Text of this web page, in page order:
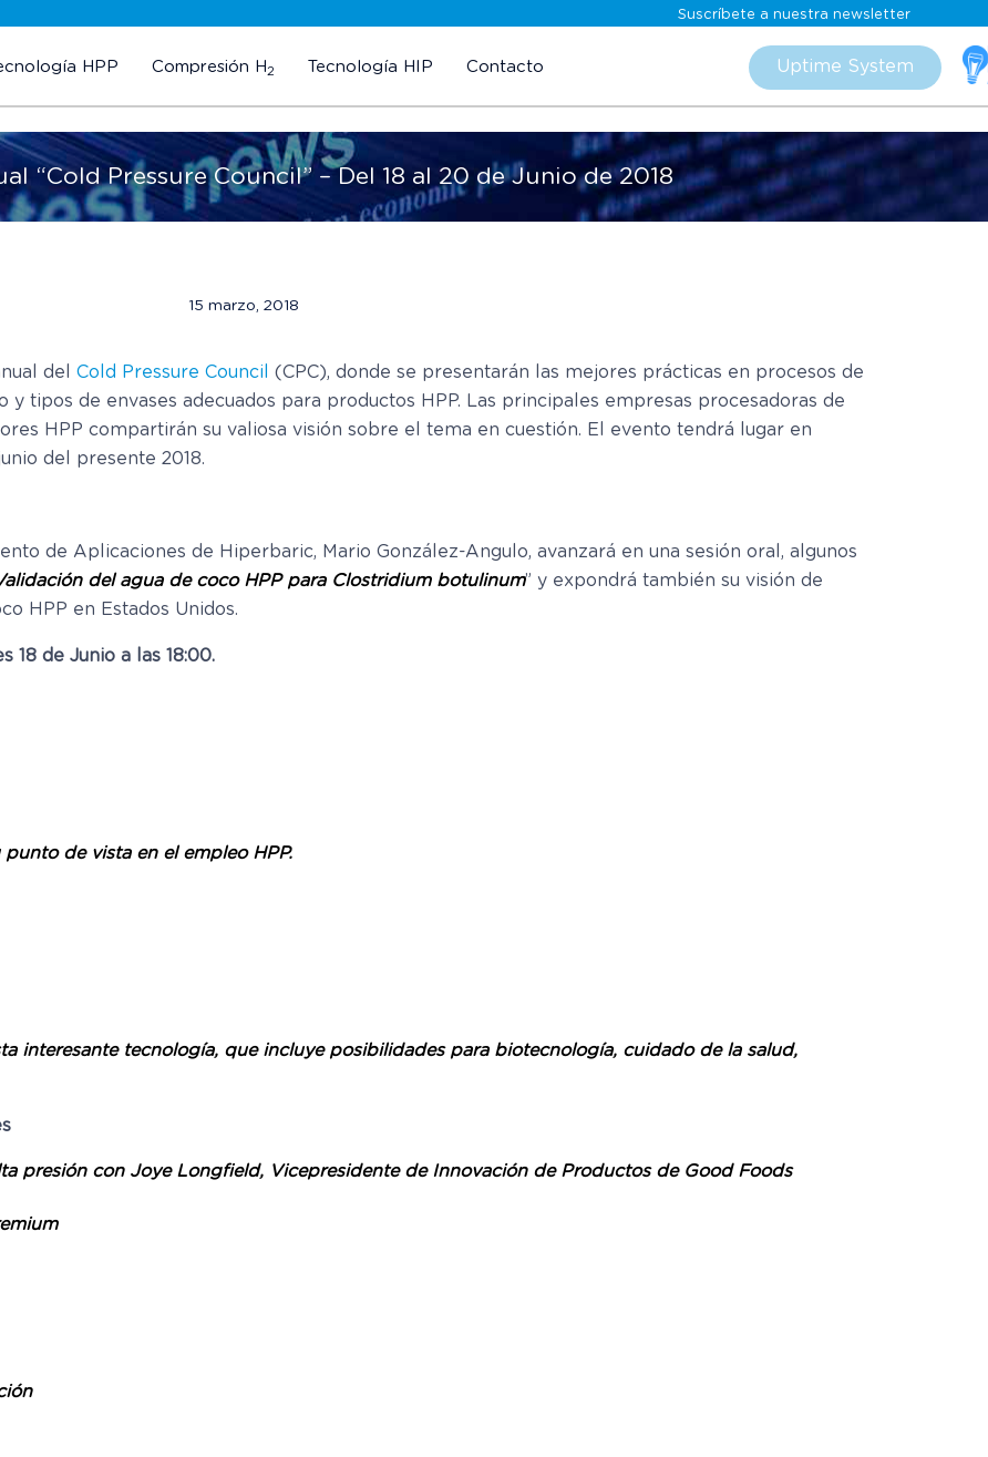
Suscríbete a nuestra newsletter
HPP Compresión H2 Tecnología HIP Contacto Uptime System
“Cold Pressure Council” – Del 18 al 20 de Junio de 2018
15 marzo, 2018
del Cold Pressure Council
(CPC), donde se presentarán las mejores prácticas en procesos de
tipos de envases adecuados para productos HPP. Las principales empresas procesadoras de
HPP compartirán su valiosa visión sobre el tema en cuestión. El evento tendrá lugar en
del presente 2018.
de Aplicaciones de Hiperbaric, Mario González-Angulo, avanzará en una sesión oral, algunos
del agua de coco HPP para Clostridium botulinum” y expondrá también su visión de
HPP en Estados Unidos.
18 de Junio a las 18:00.
de vista en el empleo HPP.
interesante tecnología, que incluye posibilidades para biotecnología, cuidado de la salud,
presión con Joye Longfield, Vicepresidente de Innovación de Productos de Good Foods